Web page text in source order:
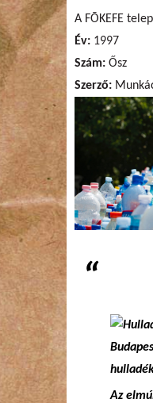
A FÕKEFE
Év: 1997
Szám: Ősz
Szerző:
Az